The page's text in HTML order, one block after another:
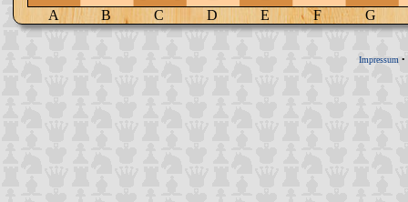
A B C D E F G
Impressum •